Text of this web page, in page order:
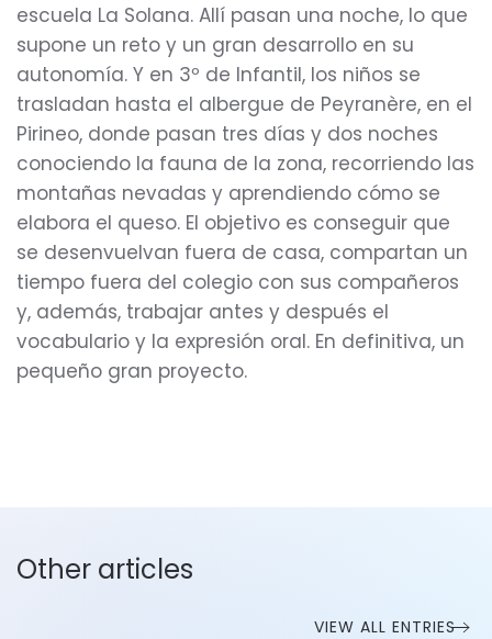
escuela La Solana. Allí pasan una noche, lo que
supone un reto y un gran desarrollo en su
autonomía. Y en 3º de Infantil, los niños se
trasladan hasta el albergue de Peyranère, en el
Pirineo, donde pasan tres días y dos noches
conociendo la fauna de la zona, recorriendo las
montañas nevadas y aprendiendo cómo se
elabora el queso. El objetivo es conseguir que
se desenvuelvan fuera de casa, compartan un
tiempo fuera del colegio con sus compañeros
y, además, trabajar antes y después el
vocabulario y la expresión oral. En definitiva, un
pequeño gran proyecto.
Other articles
VIEW ALL ENTRIES